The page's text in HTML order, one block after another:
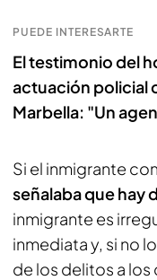
PUEDE INTERESARTE
El testimonio del
actuación policial
Marbella: "Un
Si el inmigrante
señalaba que hay
inmigrante es
inmediata y, si no
de los delitos a los